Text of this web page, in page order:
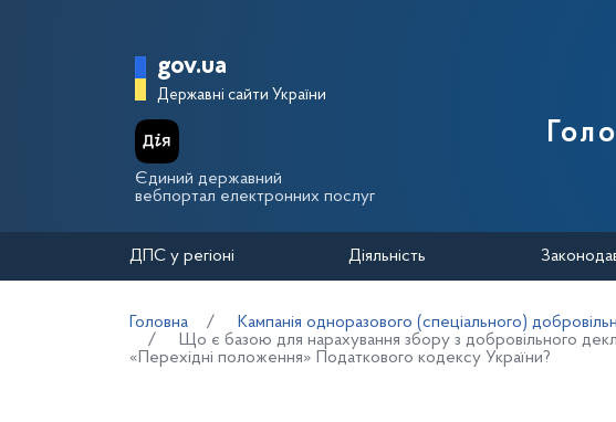
Головна сторінка Державної
gov.ua
Державні сайти України
Єдиний державний
вебпортал електронних послуг
ДПС у регіоні Діяльність
Головна Кампанія одноразового (спеціального)
Що є базою для нарахування збору з добровільного
«Перехідні положення» Податкового кодексу України?